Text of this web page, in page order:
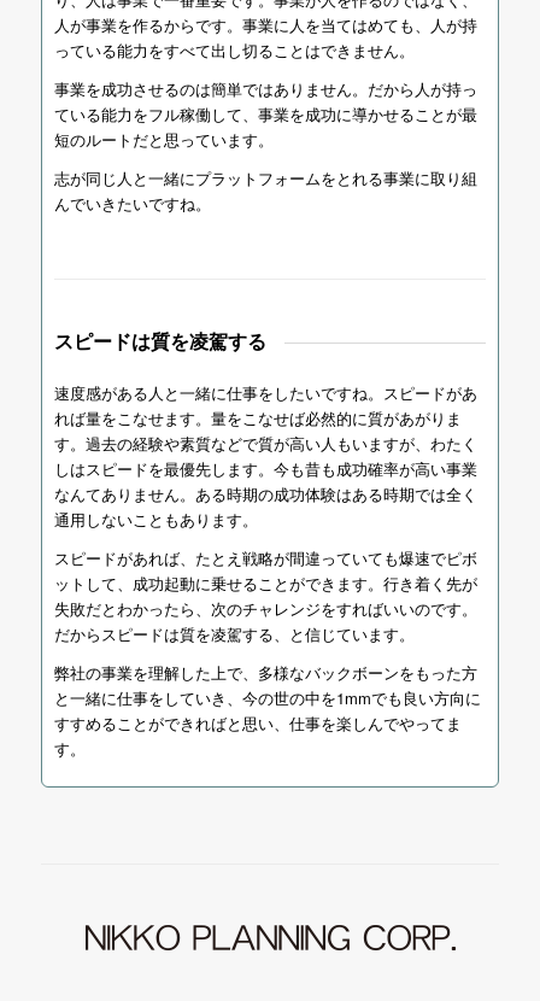
人が事業を作るからです。事業に人を当てはめても、人が持
っている能力をすべて出し切ることはできません。
事業を成功させるのは簡単ではありません。だから人が持っ
ている能力をフル稼働して、事業を成功に導かせることが最
短のルートだと思っています。
志が同じ人と一緒にプラットフォームをとれる事業に取り組
んでいきたいですね。
スピードは質を凌駕する
速度感がある人と一緒に仕事をしたいですね。スピードがあ
れば量をこなせます。量をこなせば必然的に質があがりま
す。過去の経験や素質などで質が高い人もいますが、わたく
しはスピードを最優先します。今も昔も成功確率が高い事業
なんてありません。ある時期の成功体験はある時期では全く
通用しないこともあります。
スピードがあれば、たとえ戦略が間違っていても爆速でピボ
ットして、成功起動に乗せることができます。行き着く先が
失敗だとわかったら、次のチャレンジをすればいいのです。
だからスピードは質を凌駕する、と信じています。
弊社の事業を理解した上で、多様なバックボーンをもった方
と一緒に仕事をしていき、今の世の中を1mmでも良い方向に
すすめることができればと思い、仕事を楽しんでやってま
す。